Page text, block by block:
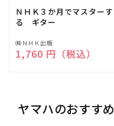
ＮＨＫ３か月でマスターす
る ギター
販
売
㈱ＮＨＫ出版
通常価格
1,760 円（税込）
ヤマハのおすすめ